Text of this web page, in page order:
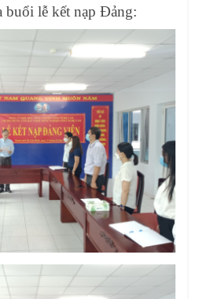
buổi lễ kết nạp Đảng: